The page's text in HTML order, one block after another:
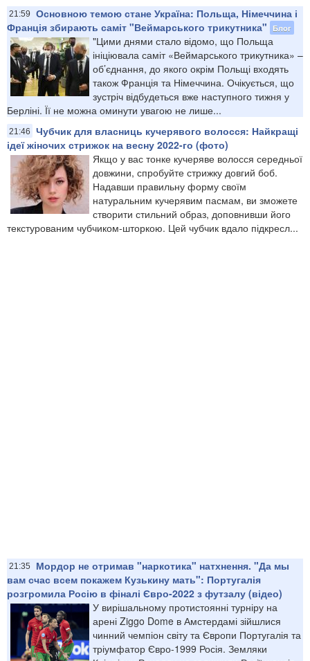
21:59
Основною темою стане Україна: Польща, Німеччина і
Франція збирають саміт "Веймарського трикутника"
Блог
"Цими днями стало відомо, що Польща
ініціювала саміт «Веймарського трикутника» –
об’єднання, до якого окрім Польщі входять
також Франція та Німеччина. Очікується, що
зустріч відбудеться вже наступного тижня у
Берліні. Її не можна оминути увагою не лише...
21:46
Чубчик для власниць кучерявого волосся: Найкращі
ідеї жіночих стрижок на весну 2022-го (фото)
Якщо у вас тонке кучеряве волосся середньої
довжини, спробуйте стрижку довгий боб.
Надавши правильну форму своїм
натуральним кучерявим пасмам, ви зможете
створити стильний образ, доповнивши його
текстурованим чубчиком-шторкою. Цей чубчик вдало підкресл...
21:35
Мордор не отримав "наркотика" натхнення. "Да мы
вам счас всем покажем Кузькину мать": Португалія
розгромила Росію в фіналі Євро-2022 з футзалу (відео)
У вирішальному протистоянні турніру на
арені Ziggo Dome в Амстердамі зійшлися
чинний чемпіон світу та Європи Португалія та
тріумфатор Євро-1999 Росія. Земляки